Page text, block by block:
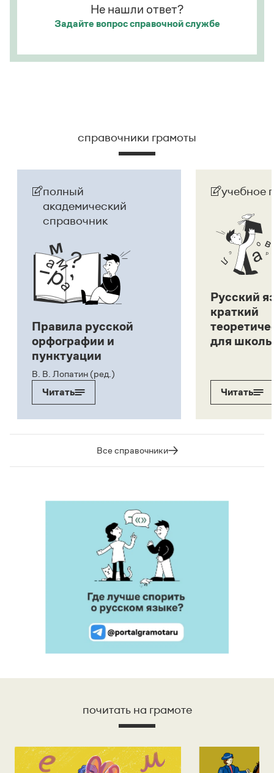
официально сталоМолдовой.
Страница ответа
Не нашли ответ?
Задайте вопроссправочной службе
справочники грамоты
полный
академический
справочник
Правила русской
орфографии и
пунктуации
В. В. Лопатин (ред.)
Читать
учебное
Русский
краткий
для
Читать
Все справочники
почитать на грамоте